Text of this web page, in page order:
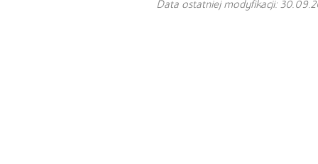
Data ostatniej modyfikacji: